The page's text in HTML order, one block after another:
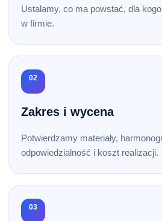
Ustalamy, co ma powstać, dla
w firmie.
02
Zakres i wycena
Potwierdzamy materiały,
odpowiedzialność i koszt realizacji.
03